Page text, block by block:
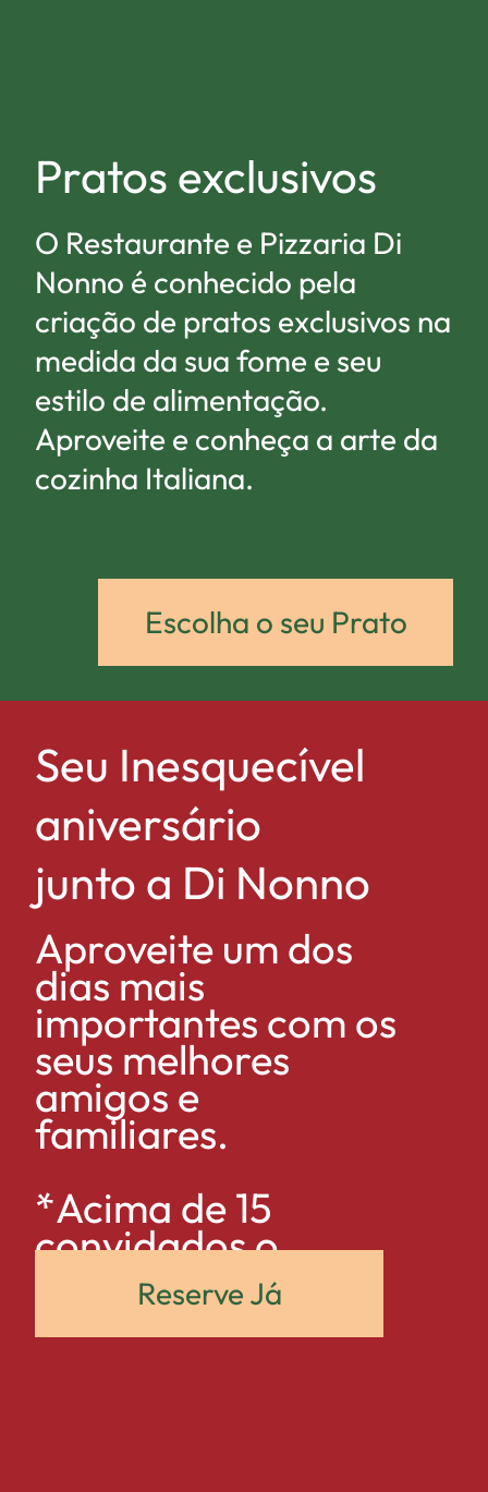
Pratos exclusivos
O Restaurante e Pizzaria Di
Nonno é conhecido pela
criação de pratos exclusivos na
medida da sua fome e seu
estilo de alimentação.
Aproveite e conheça a arte da
cozinha Italiana.
Escolha o seu Prato
Seu Inesquecível
aniversário
junto a Di Nonno
Aproveite um dos
dias mais
importantes com os
seus melhores
amigos e
familiares.
*Acima de 15
convidados o
aniversariante não
terá custoReserve Já